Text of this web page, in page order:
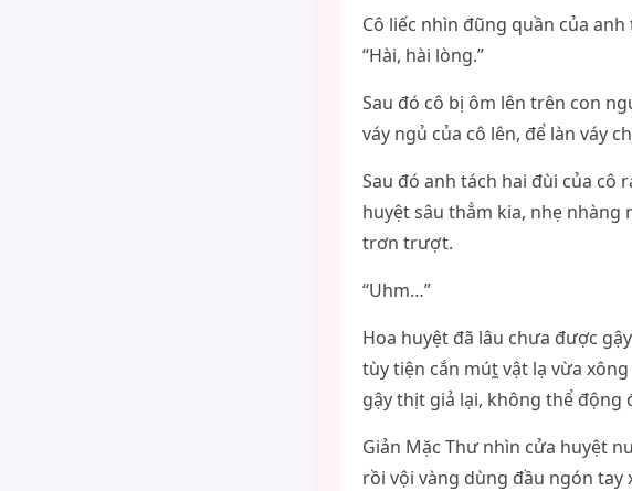
Cô liếc nhìn đũng quần của
“Hài, hài lòng.”
Sau đó cô bị ôm lên trên con
váy ngủ của cô lên, để làn váy
Sau đó anh tách hai đùi của cô
huyệt sâu thẳm kia, nhẹ
trơn trượt.
“Uhm…”
Hoa huyệt đã lâu chưa được
tùy tiện cắn mút̼ vật lạ vừa
gậy thịt giả lại, không thể động
Giản Mặc Thư nhìn cửa huyệt
rồi vội vàng dùng đầu ngón